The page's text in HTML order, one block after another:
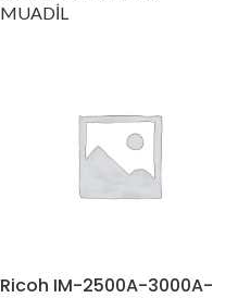
MUADİL
Ricoh IM-2500A-3000A-